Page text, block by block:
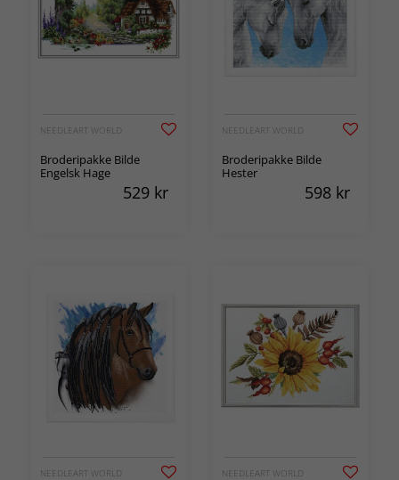
NEEDLEART WORLD
Broderipakke Bilde
Engelsk Hage
529 kr
NEEDLEART WORLD
Broderipakke Bilde
Hester
598 kr
NEEDLEART WORLD NEEDLEART WORLD